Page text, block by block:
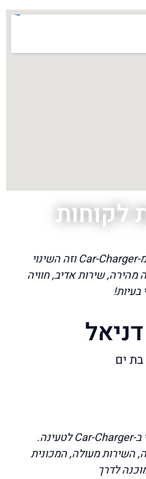
לקוחות
התקנתי תחנת טעינה מ-Car-Charger וזה השינוי
מהירה, שירות אדיב, חוויה
בעיות!
דניאל
בת ים
ממש מרוצה שבחרתי ב-Car-Charger לטעינה.
השירות מעולה, המכונית
לדרך